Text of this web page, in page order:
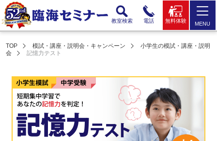
教室検索 電話 無料体験 MENU
TOP 模試・講座・説明会・キャンペーン
小学生の模試・講座・説明
会
記憶力テスト